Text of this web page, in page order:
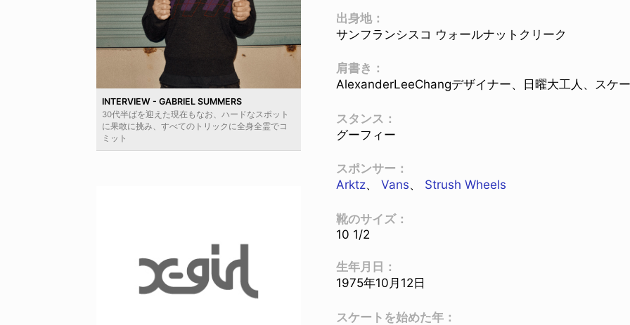
INTERVIEW - GABRIEL SUMMERS
30代半ばを迎えた現在もなお、ハードなスポット
に果敢に挑み、すべてのトリックに全身全霊でコ
ミット
出身地：
サンフランシスコ ウォールナットクリーク
肩書き：
AlexanderLeeChangデザイナー、日曜大工人、スケー
スタンス：
グーフィー
スポンサー：
Arktz、 Vans、 Strush Wheels
靴のサイズ：
10 1/2
生年月日：
1975年10月12日
スケートを始めた年：